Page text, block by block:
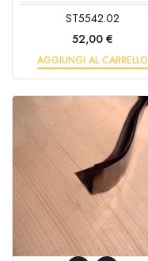
ST5542.02
Prezzo
52,00 €
AGGIUNGI AL CARRELLO